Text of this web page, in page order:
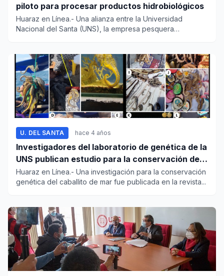
piloto para procesar productos hidrobiológicos
Huaraz en Línea.- Una alianza entre la Universidad
Nacional del Santa (UNS), la empresa pesquera
U. DEL SANTA hace 4 años
Investigadores del laboratorio de genética de la
UNS publican estudio para la conservación del
caballito de mar
Huaraz en Línea.- Una investigación para la conservación
genética del caballito de mar fue publicada en la revista...